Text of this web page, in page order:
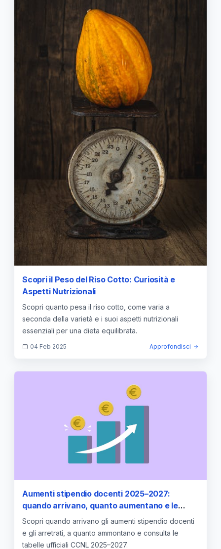
Scopri il Peso del Riso Cotto: Curiosità e
Aspetti Nutrizionali
Scopri quanto pesa il riso cotto, come varia a
seconda della varietà e i suoi aspetti nutrizionali
essenziali per una dieta equilibrata.
04 Feb 2025 Approfondisci
Aumenti stipendio docenti 2025–2027:
quando arrivano, quanto aumentano e le
tabelle ufficiali
Scopri quando arrivano gli aumenti stipendio docenti
e gli arretrati, a quanto ammontano e consulta le
tabelle ufficiali CCNL 2025–2027.